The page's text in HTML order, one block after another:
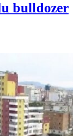
bulldozer